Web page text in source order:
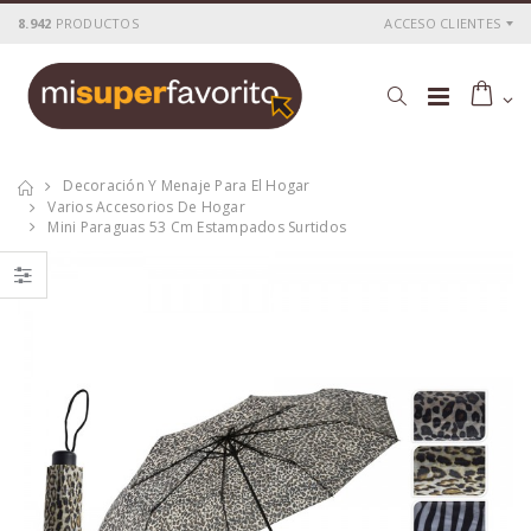
8.942 PRODUCTOS ACCESO CLIENTES
Decoración Y Menaje Para El Hogar
Varios Accesorios De Hogar
Mini Paraguas 53 Cm Estampados Surtidos
Organizador de
cables
"comecables" 2m
ø25 mm
Precio Socio: 4,40€
Precio Habitual: 6,27€
Transformador 8
funciones easy-
connect interior-
exterior
Precio : 9,80€
: 16,34€